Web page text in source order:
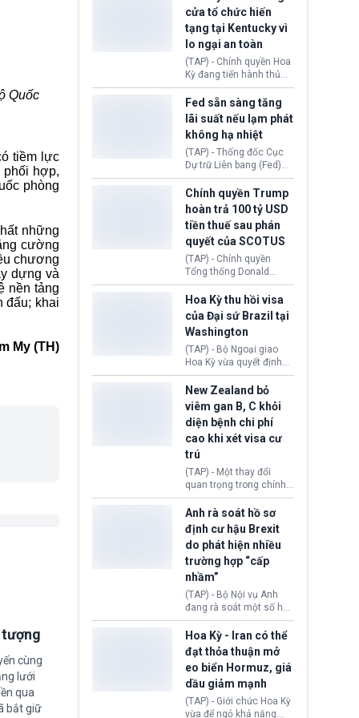
Quốc
tiềm lực
phối hợp,
phòng
những
cường
chương
dựng và
nền tảng
đấu; khai
My (TH)
cùng
lưới
qua
bắt giữ
nhằm duy trì hoạt động
Chủ tịch Gianni Infantino
tiếp tục đối mặt cáo
buộc dùng sức ép tài
chính để đổi lấy sự ủng
chính trị từ Liên đoàn
Bóng đá Jordan. Trước
áp lực dồn dập, FIFA phải
tổ chức cuộc họp khẩn ở
Morocco.
cửa tổ chức hiến
tạng tại Kentucky vì
lo ngại an toàn
(TAP) - Chính quyền Hoa
Kỳ đang tiến hành thủ
tục thu hồi chứng nhận
hoạt động của tổ chức
hiến tạng Network for
Hope (bang Kentucky).
Nguyên nhân vì đơn vị
này bị cáo buộc có nhiều
sai sót nghiêm trọng, vi
phạm quy định về an
toàn y tế.
Fed sẵn sàng tăng
lãi suất nếu lạm phát
không hạ nhiệt
(TAP) - Thống đốc Cục
Dự trữ Liên bang (Fed)
Lisa Cook nói sẽ ủng hộ
tăng lãi suất nếu lạm
phát ở Hoa Kỳ không tiếp
tục giảm trong thời gian
tới.
Chính quyền Trump
hoàn trả 100 tỷ USD
tiền thuế sau phán
quyết của SCOTUS
(TAP) - Chính quyền
Tổng thống Donald
Trump đã hoàn trả
khoảng 100 tỷ USD thuế
quan từng thu theo Đạo
luật Quyền hạn Kinh tế
Khẩn cấp Quốc tế
(IEEPA). Động thái này
diễn ra sau phán quyết
hồi tháng 2 bởi Tòa án
Tối cao Hoa Kỳ
(SCOTUS) khi tuyên bố,
việc áp thuế diện rộng là
hoàn toàn bất hợp pháp.
Hoa Kỳ thu hồi visa
của Đại sứ Brazil tại
Washington
(TAP) - Bộ Ngoại giao
Hoa Kỳ vừa quyết định
thu hồi thị thực (visa)
của bà Maria Luiza
Ribeiro Viotti - Đại sứ
Brazil tại Washington.
Động thái trên diễn ra
trong bối cảnh tranh
chấp ngoại giao giữa
chính quyền Tổng thống
Donald Trump và chính
phủ cánh tả Tổng thống
da Silva đang leo thang
gay gắt.
New Zealand bỏ
viêm gan B, C khỏi
diện bệnh chi phí
cao khi xét visa cư
trú
(TAP) - Một thay đổi
quan trọng trong chính
sách nhập cư của New
Zealand đang mở ra
thêm cơ hội cho nhiều
người muốn định cư. Từ
nay, người mắc viêm
gan B hoặc viêm gan C
sẽ không còn bị mặc
định không đáp ứng tiêu
chuẩn sức khỏe chỉ vì
chi phí điều trị khi nộp hồ
Anh rà soát hồ sơ
định cư hậu Brexit
do phát hiện nhiều
trường hợp “cấp
nhầm”
(TAP) - Bộ Nội vụ Anh
đang rà soát một số hồ
sơ thuộc Chương trình
Định cư EU (EU
Settlement Scheme -
EUSS) sau khi xác định
có trường hợp được cấp
quy chế cư trú hậu
Brexit “do nhầm lẫn”.
Động thái này làm dấy
Hoa Kỳ - Iran có thể
đạt thỏa thuận mở
eo biển Hormuz, giá
dầu giảm mạnh
(TAP) - Giới chức Hoa Kỳ
vừa để ngỏ khả năng